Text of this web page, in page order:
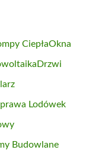
CiepłaOkna
Drzwi
Lodówek
Budowlane